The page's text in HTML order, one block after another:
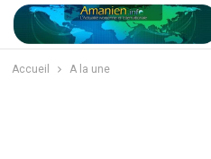
Accueil A la une